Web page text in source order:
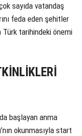
sayıda vatandaş
feda eden şehitler
Türk tarihindeki önemi
başlayan anma
okunmasıyla start